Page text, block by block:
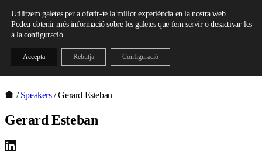
Skip to content
/ Speakers/ Gerard Esteban
Gerard Esteban
Utilitzem galetes per a oferir-te la millor experiència en la nostra web.
Podeu obtenir més informació sobre les galetes que fem servir o desactivar-les
a la configuració.
Accepta Rebutja Configuració